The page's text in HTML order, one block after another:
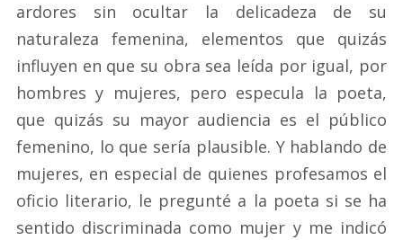
ardores sin ocultar la delicadeza de su
naturaleza femenina, elementos que quizás
influyen en que su obra sea leída por igual, por
hombres y mujeres, pero especula la poeta,
que quizás su mayor audiencia es el público
femenino, lo que sería plausible. Y hablando de
mujeres, en especial de quienes profesamos el
oficio literario, le pregunté a la poeta si se ha
sentido discriminada como mujer y me indicó